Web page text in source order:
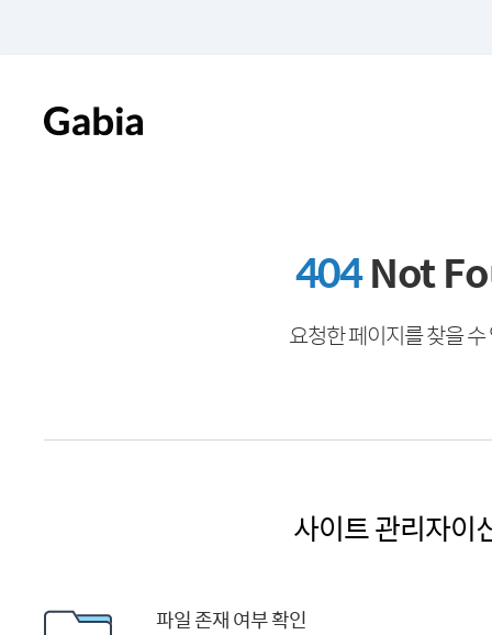
404Not
요청한 페이지를 찾을
사이트 관리자이
파일 존재 여부 확인